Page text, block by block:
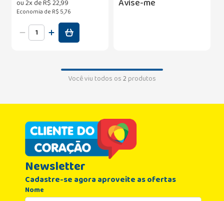
ou2x deR$22,99
Economia de R$ 5,76
Avise-me
Você viu todos os2produtos
Newsletter
Cadastre-se agora aproveite as ofertas
Nome